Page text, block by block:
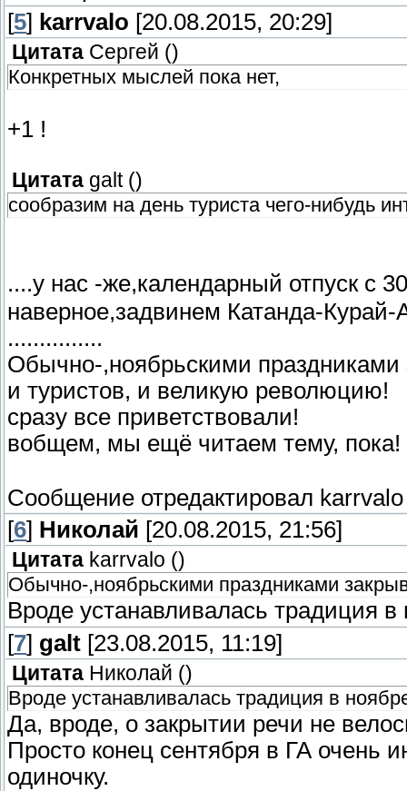
[5] karrvalo [20.08.2015, 20:29]
Цитата Сергей ()
Конкретных мыслей пока нет,
+1 !
Цитата galt()
сообразим на день туриста чего-нибудь
....у нас -же,календарный отпуск с
наверное,задвинем Катанда-Курай-
...............
Обычно-,ноябрьскими праздниками
и туристов, и великую революцию!
сразу все приветствовали!
вобщем, мы ещё читаем тему, пока!
Сообщение отредактировал karrvalo
[6] Николай [20.08.2015, 21:56]
Цитата karrvalo ()
Обычно-,ноябрьскими праздниками
Вроде устанавливалась традиция в
[7] galt [23.08.2015, 11:19]
Цитата Николай ()
Вроде устанавливалась традиция в
Да, вроде, о закрытии речи не
Просто конец сентября в ГА очень
одиночку.